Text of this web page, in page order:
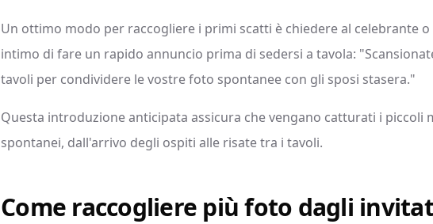
Un ottimo modo per raccogliere i primi scatti è chiedere al celebrante o
intimo di fare un rapido annuncio prima di sedersi a tavola:
tavoli per condividere le vostre foto spontanee con gli sposi stasera."
Questa introduzione anticipata assicura che vengano catturati i piccoli
spontanei, dall'arrivo degli ospiti alle risate tra i tavoli.
Come raccogliere più foto dagli